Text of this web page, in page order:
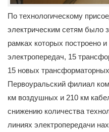
По технологическому
электрическим сетям было
рамках которых построено
электропередач, 15
15 новых
Первоуральский филиал
км воздушных и 210 км
снижению количества
линиях электропередачи